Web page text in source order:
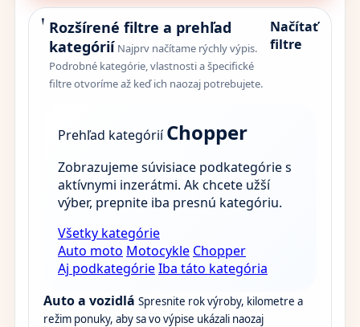
Rozšírené filtre a prehľad
kategórií Najprv načítame rýchly výpis.
Podrobné kategórie, vlastnosti a špecifické
filtre otvoríme až keď ich naozaj potrebujete.
Načítať
filtre
Prehľad kategórií Chopper
Zobrazujeme súvisiace podkategórie s
aktívnymi inzerátmi. Ak chcete užší
výber, prepnite iba presnú kategóriu.
Všetky kategórie
Auto moto Motocykle Chopper
Aj podkategórieIba táto kategória
Auto a vozidlá Spresnite rok výroby, kilometre a
režim ponuky, aby sa vo výpise ukázali naozaj